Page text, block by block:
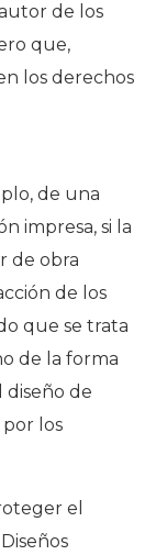
de los
que,
los derechos
de una
impresa, si la
de obra
de los
que se trata
de la forma
diseño de
los
el